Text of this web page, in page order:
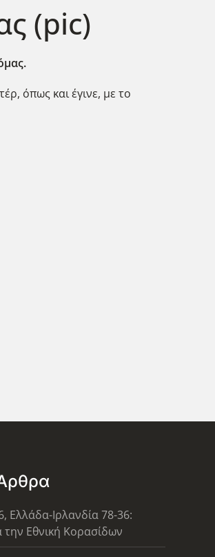
(pic)
όπως και έγινε, με το
Ελλάδα-Ιρλανδία 78-36:
την Εθνική Κορασίδων